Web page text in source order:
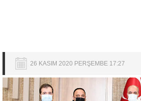
26 KASIM 2020 PERŞEMBE 17:27